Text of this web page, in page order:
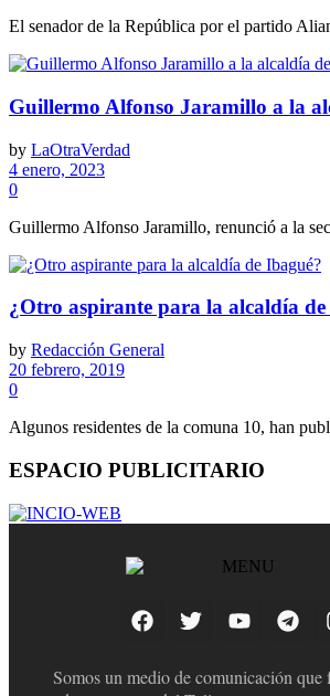
El senador de la República por el partido
Guillermo Alfonso Jaramillo a la
by LaOtraVerdad
4 enero, 2023
0
Guillermo Alfonso Jaramillo, renunció a la
¿Otro aspirante para la alcaldía de
by Redacción General
20 febrero, 2019
0
Algunos residentes de la comuna 10, han
ESPACIO PUBLICITARIO
Somos un medio de comunicación que